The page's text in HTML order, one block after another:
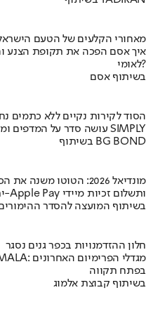
מאחורי הקלעים של הטעם
לאומי?
בשיתוף אסם
הסוד לקירות נקיים ללא כתמים
מומחה BG BOND עושה סדר על המדפים ומציג את מותג הצבע SIMPLY
בשיתוף BG BOND
מונדיאל 2026: הטוטו משנה את הכללים
יחסי הימור משופרים, הפקדות ב-Apple Pay ותשלום זכיות מיידי
בשיתוף המועצה להסדר
חלון ההזדמנויות בכפר גנים נסגר
בפתח תקווה
בשיתוף קבוצת אלמוג